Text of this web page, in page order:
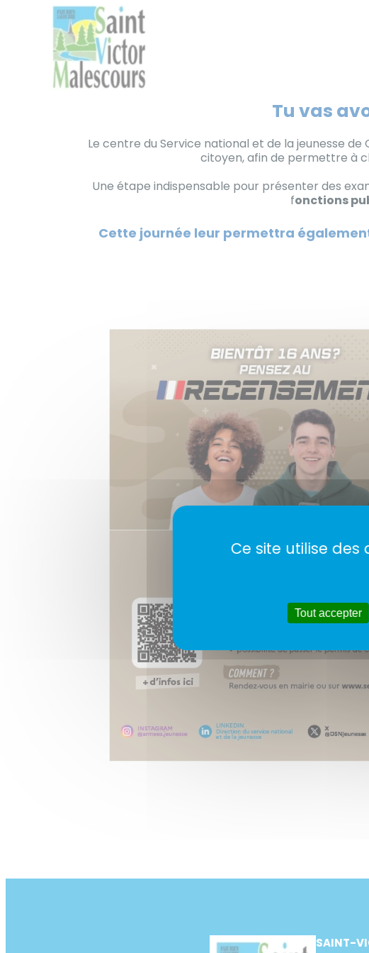
Tu vas
Le centre du Service national et de la jeunesse
citoyen, afin de permettre à
Une étape indispensable pour présenter des
fonctions
Cette journée leur permettra
SAINT-
Panneau de gestion des cookies
Ce site utilise
Tout accepter